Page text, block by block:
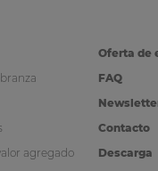
agregado
Oferta de
FAQ
Contacto
Descarga